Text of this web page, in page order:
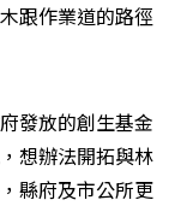
跟作業道的路徑
發放的創生基金
想辦法開拓與林
縣府及市公所更